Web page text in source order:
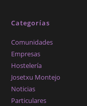
Categorías
Comunidades
Empresas
Hostelería
Josetxu Montejo
Noticias
Particulares